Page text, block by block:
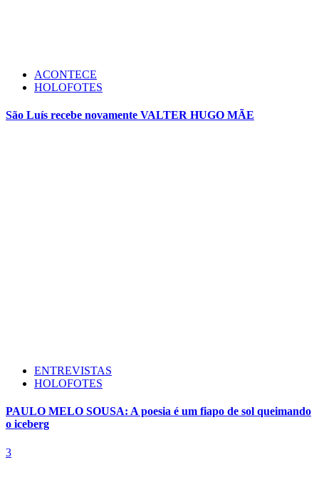
ACONTECE
HOLOFOTES
São Luís recebe novamente VALTER HUGO MÃE
ENTREVISTAS
HOLOFOTES
PAULO MELO SOUSA: A poesia é um fiapo de sol queimando
o iceberg
3